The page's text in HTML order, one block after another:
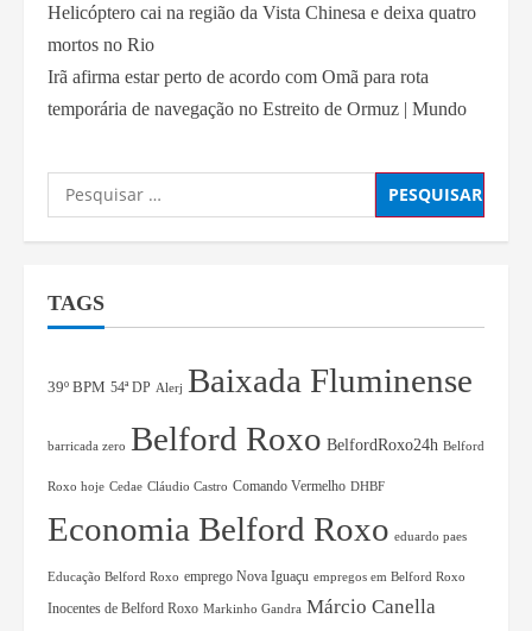
Helicóptero cai na região da Vista Chinesa e deixa quatro
mortos no Rio
Irã afirma estar perto de acordo com Omã para rota
temporária de navegação no Estreito de Ormuz | Mundo
TAGS
39º BPM 54ª DP Alerj Baixada Fluminense
barricada zero Belford Roxo BelfordRoxo24h Belford
Roxo hoje Cedae Cláudio Castro Comando Vermelho DHBF
Economia Belford Roxo eduardo paes
Educação Belford Roxo emprego Nova Iguaçu empregos em Belford Roxo
Inocentes de Belford Roxo Markinho Gandra Márcio Canella